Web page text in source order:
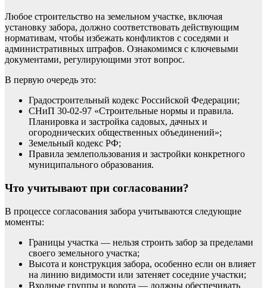
Любое строительство на земельном участке, включая
установку забора, должно соответствовать действующим
нормативам, чтобы избежать конфликтов с соседями и
административных штрафов. Ознакомимся с ключевыми
документами, регулирующими этот вопрос.
В первую очередь это:
Градостроительный кодекс Российской Федерации;
СНиП 30-02-97 «Строительные нормы и правила.
Планировка и застройка садовых, дачных и
огороднических общественных объединений»;
Земельный кодекс РФ;
Правила землепользования и застройки конкретного
муниципального образования.
Что учитывают при согласовании?
В процессе согласования забора учитываются следующие
моменты:
Границы участка — нельзя строить забор за пределами
своего земельного участка;
Высота и конструкция забора, особенно если он влияет
на линию видимости или затеняет соседние участки;
Входные группы и ворота — должны обеспечивать